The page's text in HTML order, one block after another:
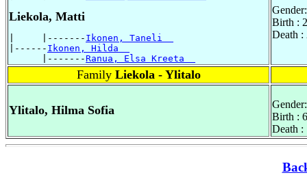
Liekola, Matti
|     |------- Ikonen, Taneli
|------ Ikonen, Hilda
      |-------
Ranua, Elsa Kreeta
Birth :
Death :
Family Liekola - Ylitalo
Ylitalo, Hilma Sofia
Birth :
Death :